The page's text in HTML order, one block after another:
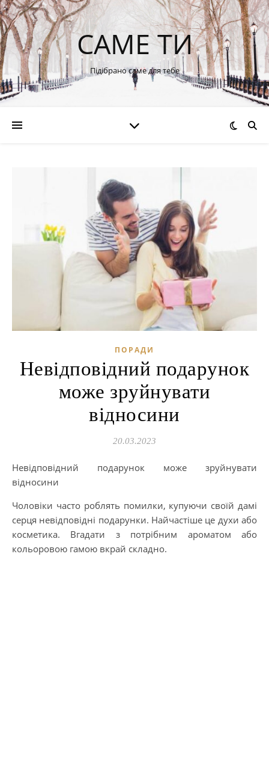
САМЕ ТИ
Підібрано саме для тебе
ПОРАДИ
Невідповідний подарунок
може зруйнувати
відносини
20.03.2023
Невідповідний подарунок може зруйнувати
відносини
Чоловіки часто роблять помилки, купуючи своїй дамі
серця невідповідні подарунки. Найчастіше це духи або
косметика. Вгадати з потрібним ароматом або
кольоровою гамою вкрай складно.